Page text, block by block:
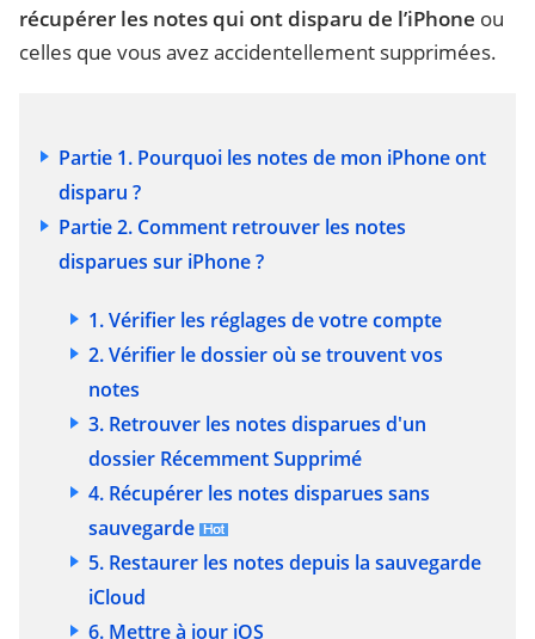
récupérer les notes qui ont disparu de l’iPhone ou
celles que vous avez accidentellement supprimées.
Partie 1. Pourquoi les notes de mon iPhone ont
disparu ?
Partie 2. Comment retrouver les notes
disparues sur iPhone ?
1. Vérifier les réglages de votre compte
2. Vérifier le dossier où se trouvent vos
notes
3. Retrouver les notes disparues d'un
dossier Récemment Supprimé
4. Récupérer les notes disparues sans
sauvegarde
5. Restaurer les notes depuis la sauvegarde
iCloud
6. Mettre à jour iOS